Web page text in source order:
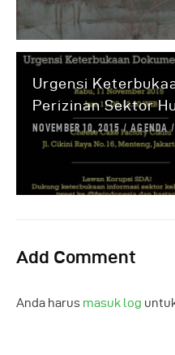
Urgensi
Perizinan Sektor
NOVEMBER 10, 2015 AGENDA
Add Comment
Anda harus masuk log